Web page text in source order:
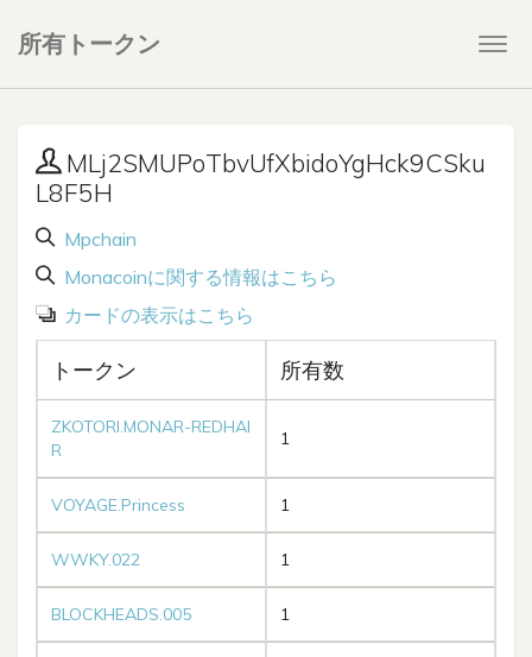
所有トークン
MLj2SMUPoTbvUfXbidoYgHck9CSku
L8F5H
Mpchain
Monacoinに関する情報はこちら
カードの表示はこちら
トークン 所有数
ZKOTORI.MONAR-REDHAI
R
1
VOYAGE.Princess 1
WWKY.022 1
BLOCKHEADS.005 1